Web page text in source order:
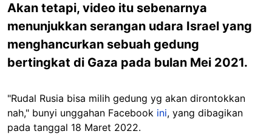
Akan tetapi, video itu sebenarnya
menunjukkan serangan udara Israel yang
menghancurkan sebuah gedung
bertingkat di Gaza pada bulan Mei 2021.
"Rudal Rusia bisa milih gedung yg akan dirontokkan
nah," bunyi unggahan Facebook ini, yang dibagikan
pada tanggal 18 Maret 2022.